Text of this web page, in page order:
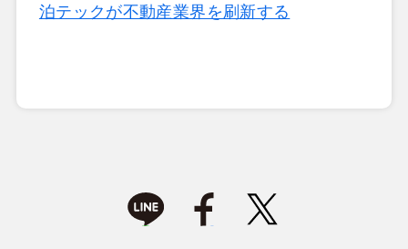
泊テックが不動産業界を刷新する